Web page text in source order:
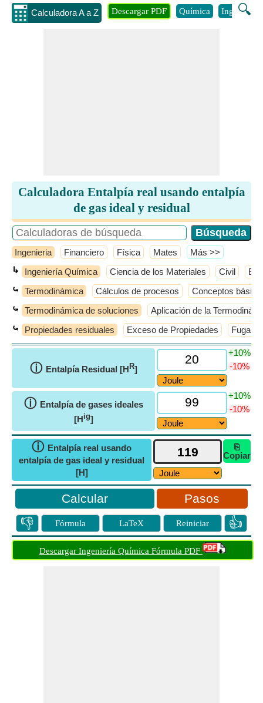
Calculadora A a Z 🔍
Descargar PDF Química Ingenieria
Calculadora Entalpía real usando entalpía
de gas ideal y residual
Ingenieria Financiero Física Mates ​Más >>
↳ Ingeniería Química Ciencia de los Materiales Civil
⤿ Termodinámica Cálculos de procesos Conceptos
⤿ Termodinámica de soluciones Aplicación de la
⤿ Propiedades residuales Exceso de Propiedades
ⓘ Entalpía Residual [H R]
+10%
-10%
ⓘ Entalpía de gases ideales
[Hig]
+10%
-10%
ⓘ Entalpía real usando
entalpía de gas ideal y residual
[H]
⎘
Copiar
Pasos
👎 Fórmula LaTeX Reiniciar 👍
Descargar Ingeniería Química Fórmula PDF